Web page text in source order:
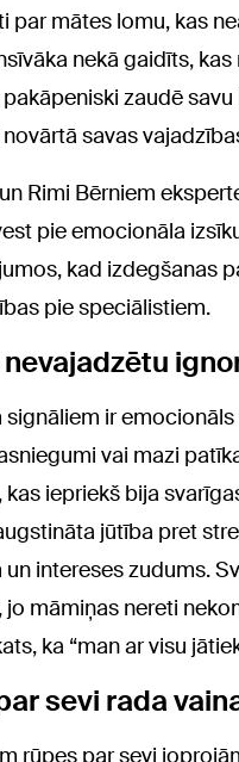
par mātes lomu, kas
nekā gaidīts,
zaudē
savas
Rimi Bērniem
pie emocionāla
kad izdegšanas
pie speciālistiem.
ir
vai mazi
iepriekš bija
jūtība pret
intereses zudums.
jo māmiņas nereti
ka “man ar visu
sevi rada